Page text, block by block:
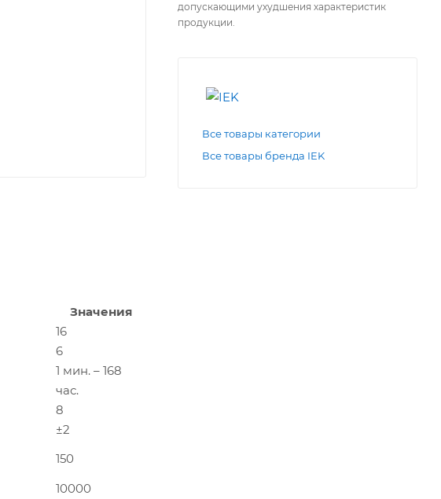
Значения
16
6
1 мин. – 168
час.
8
±2
150
10000
допускающими ухудшения характеристик
продукции.
Все товары категории
Все товары бренда IEK